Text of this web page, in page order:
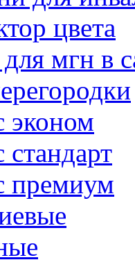
цвета
мгн в